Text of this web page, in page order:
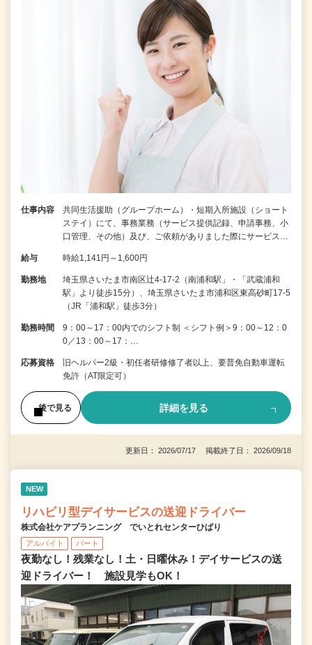
仕事内容
共同生活援助（グループホーム）・短期入所施設（ショート
ステイ）にて、事務業務（サービス提供記録、申請事務、小
口管理、その他）及び、ご依頼がありました際にサービス…
給与 時給1,141円～1,600円
勤務地
埼玉県さいたま市南区辻4-17-2（南浦和駅」・「武蔵浦和
駅」より徒歩15分）、埼玉県さいたま市浦和区東高砂町17-5
（JR「浦和駅」徒歩3分）
勤務時間
9：00～17：00内でのシフト制 ＜シフト例＞9：00～12：0
0／13：00～17：…
応募資格
旧ヘルパー2級・初任者研修修了者以上、要普免自動車運転
免許（AT限定可）
後で見る 詳細を見る
更新日： 2026/07/17 掲載終了日： 2026/09/18
NEW
リハビリ型デイサービスの送迎ドライバー
株式会社ケアプランニング でいとれセンターひばり
アルバイト パート
夜勤なし！残業なし！土・日曜休み！デイサービスの送
迎ドライバー！ 施設見学もOK！